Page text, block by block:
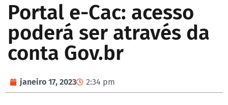
Portal e-Cac: acesso
poderá ser através da
conta Gov.br
janeiro 17, 2023 2:34 pm